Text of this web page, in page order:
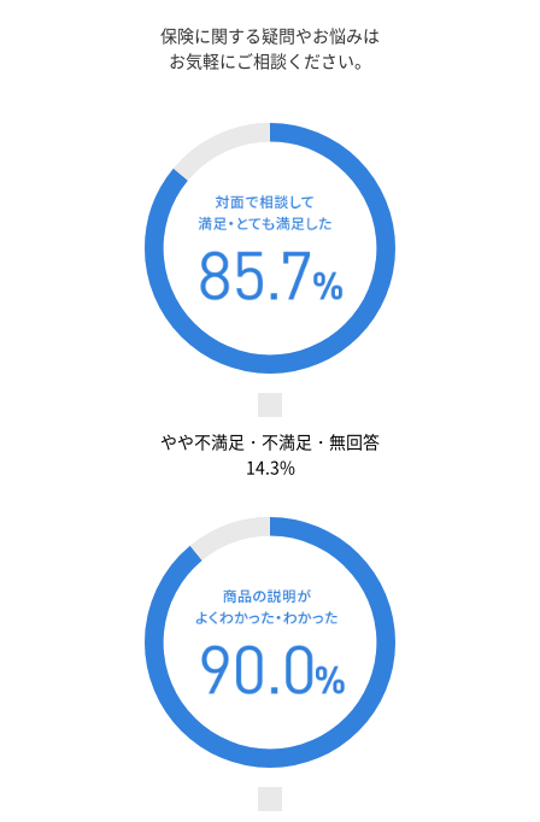
保険に関する疑問やお悩みは
お気軽にご相談ください。
やや不満足・不満足・無回答
14.3%